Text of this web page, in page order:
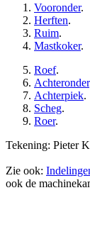
Vooronder.
Herften.
Ruim.
Mastkoker.
Roef.
Achteronder
Achterpiek.
Scheg.
Roer.
Tekening: Pieter
Zie ook:
ook de